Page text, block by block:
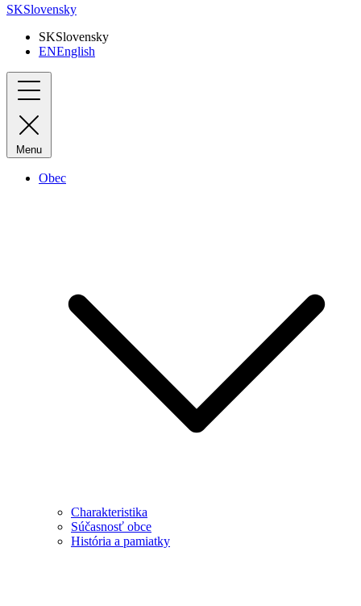
SKSlovensky
SKSlovensky
ENEnglish
Menu
Obec
Charakteristika
Súčasnosť obce
História a pamiatky